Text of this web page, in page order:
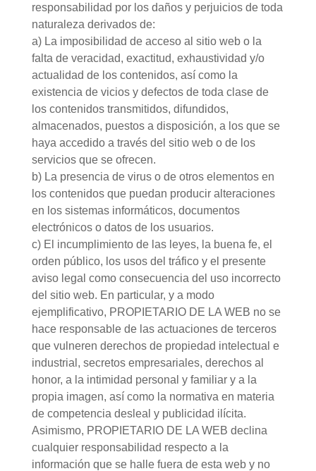
responsabilidad por los daños y perjuicios de toda
naturaleza derivados de:
a) La imposibilidad de acceso al sitio web o la
falta de veracidad, exactitud, exhaustividad y/o
actualidad de los contenidos, así como la
existencia de vicios y defectos de toda clase de
los contenidos transmitidos, difundidos,
almacenados, puestos a disposición, a los que se
haya accedido a través del sitio web o de los
servicios que se ofrecen.
b) La presencia de virus o de otros elementos en
los contenidos que puedan producir alteraciones
en los sistemas informáticos, documentos
electrónicos o datos de los usuarios.
c) El incumplimiento de las leyes, la buena fe, el
orden público, los usos del tráfico y el presente
aviso legal como consecuencia del uso incorrecto
del sitio web. En particular, y a modo
ejemplificativo, PROPIETARIO DE LA WEB no se
hace responsable de las actuaciones de terceros
que vulneren derechos de propiedad intelectual e
industrial, secretos empresariales, derechos al
honor, a la intimidad personal y familiar y a la
propia imagen, así como la normativa en materia
de competencia desleal y publicidad ilícita.
Asimismo, PROPIETARIO DE LA WEB declina
cualquier responsabilidad respecto a la
información que se halle fuera de esta web y no